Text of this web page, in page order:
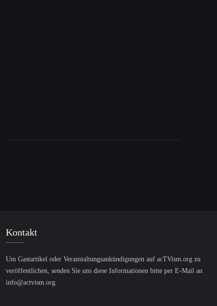
Kontakt
Um Gastartikel oder Veranstaltungsankündigungen auf acTVism.org zu
veröffentlichen, senden Sie uns diese Informationen bitte per E-Mail an
info@actvism.org.